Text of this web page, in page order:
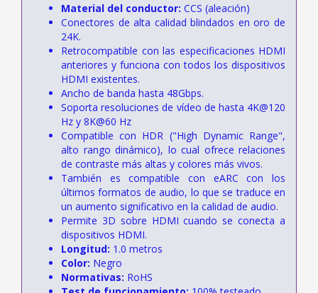
Material del conductor: CCS (aleación)
Conectores de alta calidad blindados en oro de
24K.
Retrocompatible con las especificaciones HDMI
anteriores y funciona con todos los dispositivos
HDMI existentes.
Ancho de banda hasta 48Gbps.
Soporta resoluciones de vídeo de hasta 4K@120
Hz y 8K@60 Hz
Compatible con HDR ("High Dynamic Range",
alto rango dinámico), lo cual ofrece relaciones
de contraste más altas y colores más vivos.
También es compatible con eARC con los
últimos formatos de audio, lo que se traduce en
un aumento significativo en la calidad de audio.
Permite 3D sobre HDMI cuando se conecta a
dispositivos HDMI.
Longitud: 1.0 metros
Color: Negro
Normativas: RoHS